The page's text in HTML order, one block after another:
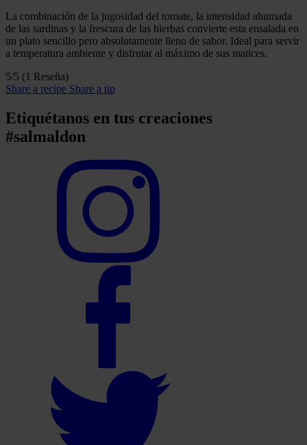
La combinación de la jugosidad del tomate, la intensidad ahumada
de las sardinas y la frescura de las hierbas convierte esta ensalada en
un plato sencillo pero absolutamente lleno de sabor. Ideal para servir
a temperatura ambiente y disfrutar al máximo de sus matices.
5/5 (1 Reseña)
Share a recipe Share a tip
Etiquétanos en tus creaciones
#salmaldon